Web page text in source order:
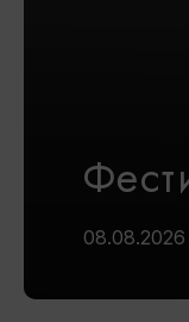
08.08.2026